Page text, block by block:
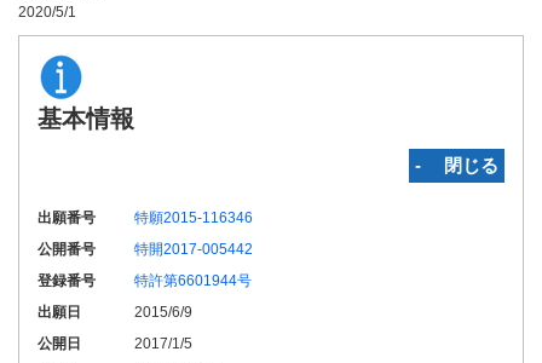
2020/5/1
基本情報
‐ 閉じる
出願番号
特願2015-116346
公開番号
特開2017-005442
登録番号
特許第6601944号
出願日
2015/6/9
公開日
2017/1/5